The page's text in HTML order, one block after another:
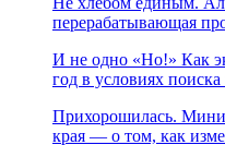
перерабатывающая
И не одно «Но!» Как
год в условиях
Прихорошилась.
края — о том, как